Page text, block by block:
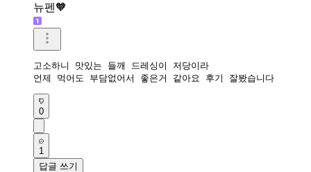
뉴펜🧡
고소하니 맛있는 들깨 드레싱이 저당이라
언제 먹어도 부담없어서 좋은거 같아요 후기 잘봤습니다
0
1
답글 쓰기